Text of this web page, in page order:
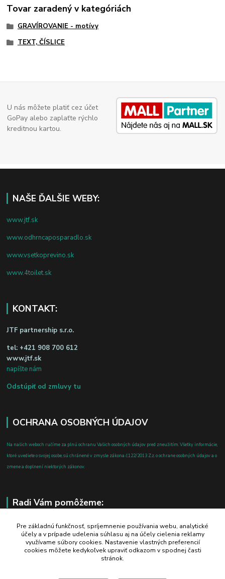
Tovar zaradený v kategóriách
GRAVÍROVANIE - motívy
TEXT, ČÍSLICE
U nás môžete platiť cez účet
GoPay alebo zaplaťte rýchlo
kreditnou kartou.
NAŠE ĎALŠIE WEBY:
www.jtf.sk
www.odhrncaposparadlo.sk
www.vsetkoprevino.sk
www.4toilet.sk
KONTAKT:
JTF partnership s.r.o.
tel: +421 908 700 612
www.jtf.sk
napíšte nám
Odstúpiť od zmluvy tu
OCHRANA OSOBNÝCH ÚDAJOV
Na našich weboch ručíme za plnú ochranu Vašich osobných údajov pred zneužitím. Všetky informácie,
ktoré uvediete o svojej osobe, sú chránené v zmysle zákona č.122/2013 Z.z. o ochrane osobných údajov a o
zmene a doplnení niektorých zákonov.
Radi Vám pomôžeme:
+421 908 700 612
po-pia: 8.00 - 16.00
business@jtf.sk
Pre základnú funkčnosť, spríjemnenie používania webu, analytické
účely a v prípade udelenia súhlasu aj na účely cielenia reklamy
využívame súbory cookies. Nastavenie vlastných preferencií
cookies môžete kedykoľvek upraviť odkazom v spodnej časti
stránok.